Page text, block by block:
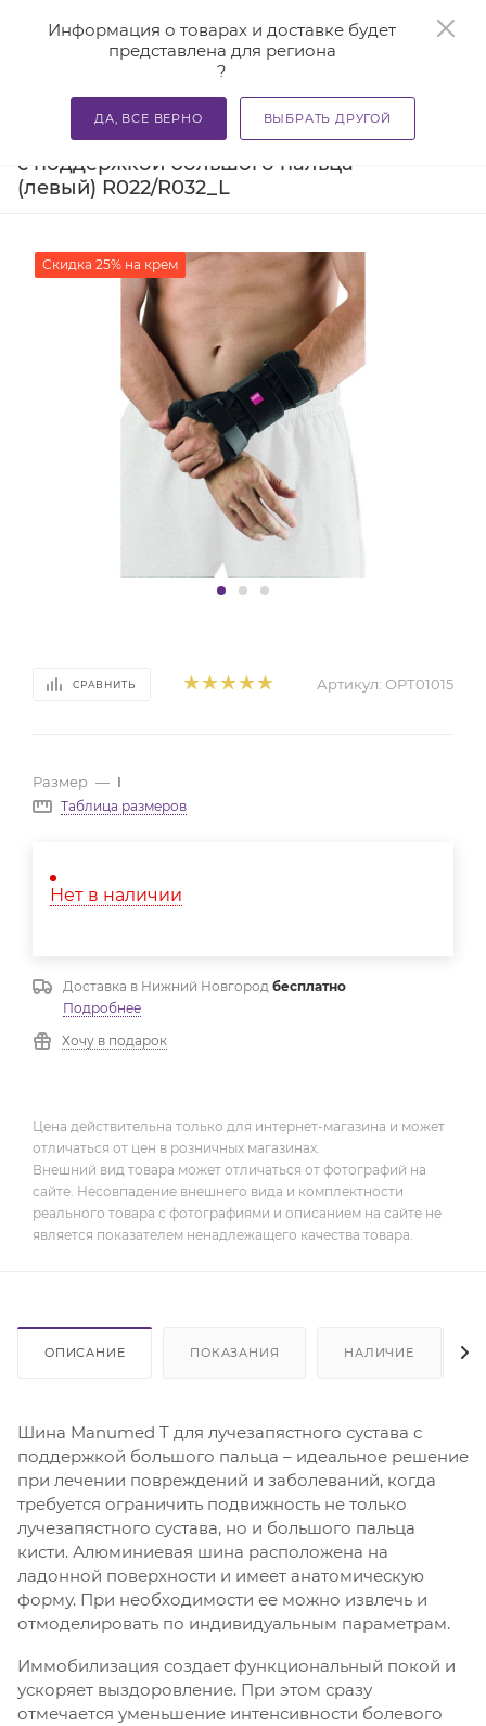
Информация о товарах и доставке будет
представлена для региона
?
ДА, ВСЕ ВЕРНО ВЫБРАТЬ ДРУГОЙ
Главная — Каталог — Бандажи и корсеты — Ортезы и
Шина для запястья MEDI MANUMED T
с поддержкой большого пальца
(левый) R022/R032_L
Скидка 25% на крем
СРАВНИТЬ Артикул: ОРТ01015
Размер — I
Таблица размеров
Нет в наличии
Доставка в Нижний Новгород бесплатно
Подробнее
Хочу в подарок
Цена действительна только для интернет-магазина и может
отличаться от цен в розничных магазинах.
Внешний вид товара может отличаться от фотографий на
сайте. Несовпадение внешнего вида и комплектности
реального товара с фотографиями и описанием на сайте не
является показателем ненадлежащего качества товара.
ОПИСАНИЕ ПОКАЗАНИЯ НАЛИЧИЕ
Шина Manumed T для лучезапястного сустава с
поддержкой большого пальца – идеальное решение
при лечении повреждений и заболеваний, когда
требуется ограничить подвижность не только
лучезапястного сустава, но и большого пальца
кисти. Алюминиевая шина расположена на
ладонной поверхности и имеет анатомическую
форму. При необходимости ее можно извлечь и
отмоделировать по индивидуальным параметрам.
Иммобилизация создает функциональный покой и
ускоряет выздоровление. При этом сразу
отмечается уменьшение интенсивности болевого